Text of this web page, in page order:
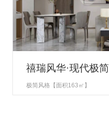
禧瑞风华·现代极简
极简风格【面积163㎡】